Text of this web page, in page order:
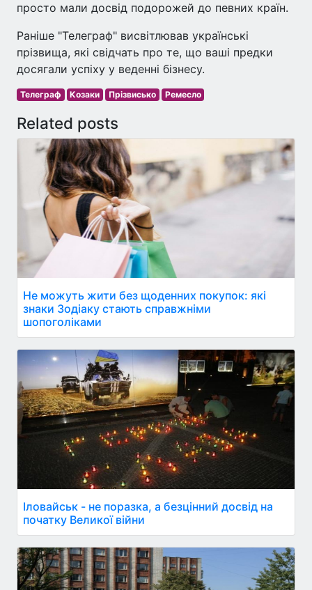
просто мали досвід подорожей до певних країн.
Раніше "Телеграф" висвітлював українські
прізвища, які свідчать про те, що ваші предки
досягали успіху у веденні бізнесу.
Телеграф Козаки Прізвисько Ремесло
Related posts
Не можуть жити без щоденних покупок: які
знаки Зодіаку стають справжніми
шопоголіками
Іловайськ - не поразка, а безцінний досвід на
початку Великої війни